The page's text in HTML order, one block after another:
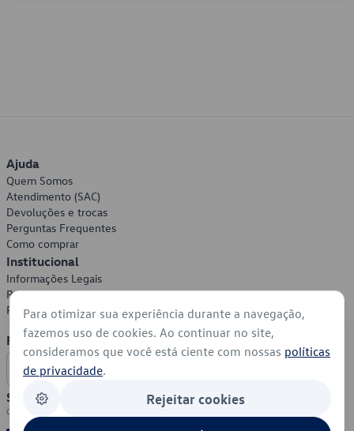
Ajuda
Quem Somos
Atendimento (SAC)
Devoluções e trocas
Perguntas Frequentes
Como comprar
Institucional
Informações Legais
Política de Privacidade
Política de Cookies
Formas de Pagamento
Segurança
Para otimizar sua experiência durante a navegação,
fazemos uso de cookies. Ao continuar no site,
consideramos que você está ciente com nossas políticas
de privacidade.
Rejeitar cookies